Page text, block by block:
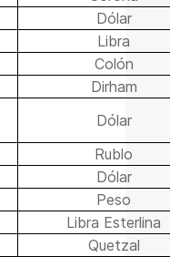
Dólar
Libra
Colón
Dirham
Dólar
Rublo
Dólar
Peso
Libra Esterlina
Quetzal